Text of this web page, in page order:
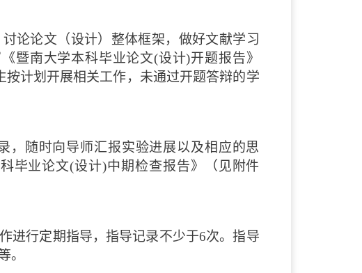
论论文（设计）整体框架，做好文献学习
暨南大学本科毕业论文(设计)开题报告》
按计划开展相关工作，未通过开题答辩的学
，随时向导师汇报实验进展以及相应的思
毕业论文(设计)中期检查报告》（见附件
进行定期指导，指导记录不少于6次。指导
。